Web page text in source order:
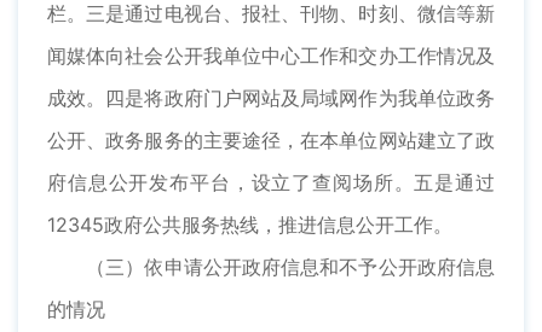
栏。三是通过电视台、报社、刊物、时刻、微信等新
闻媒体向社会公开我单位中心工作和交办工作情况及
成效。四是将政府门户网站及局域网作为我单位政务
公开、政务服务的主要途径，在本单位网站建立了政
府信息公开发布平台，设立了查阅场所。五是通过
12345政府公共服务热线，推进信息公开工作。
（三）依申请公开政府信息和不予公开政府信息
的情况